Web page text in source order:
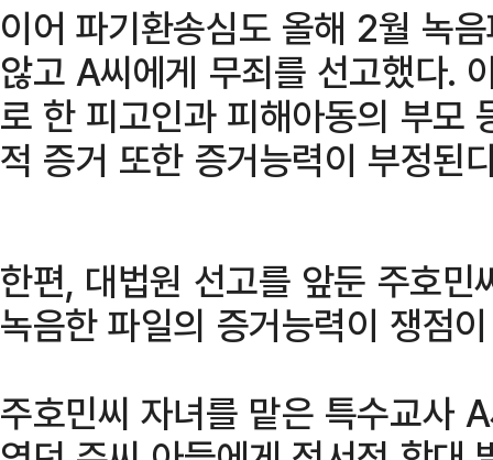
이어 파기환송심도 올해 2월 녹
않고 A씨에게 무죄를 선고했다.
로 한 피고인과 피해아동의 부모
적 증거 또한 증거능력이 부정된
한편, 대법원 선고를 앞둔 주호
녹음한 파일의 증거능력이 쟁점
주호민씨 자녀를 맡은 특수교사